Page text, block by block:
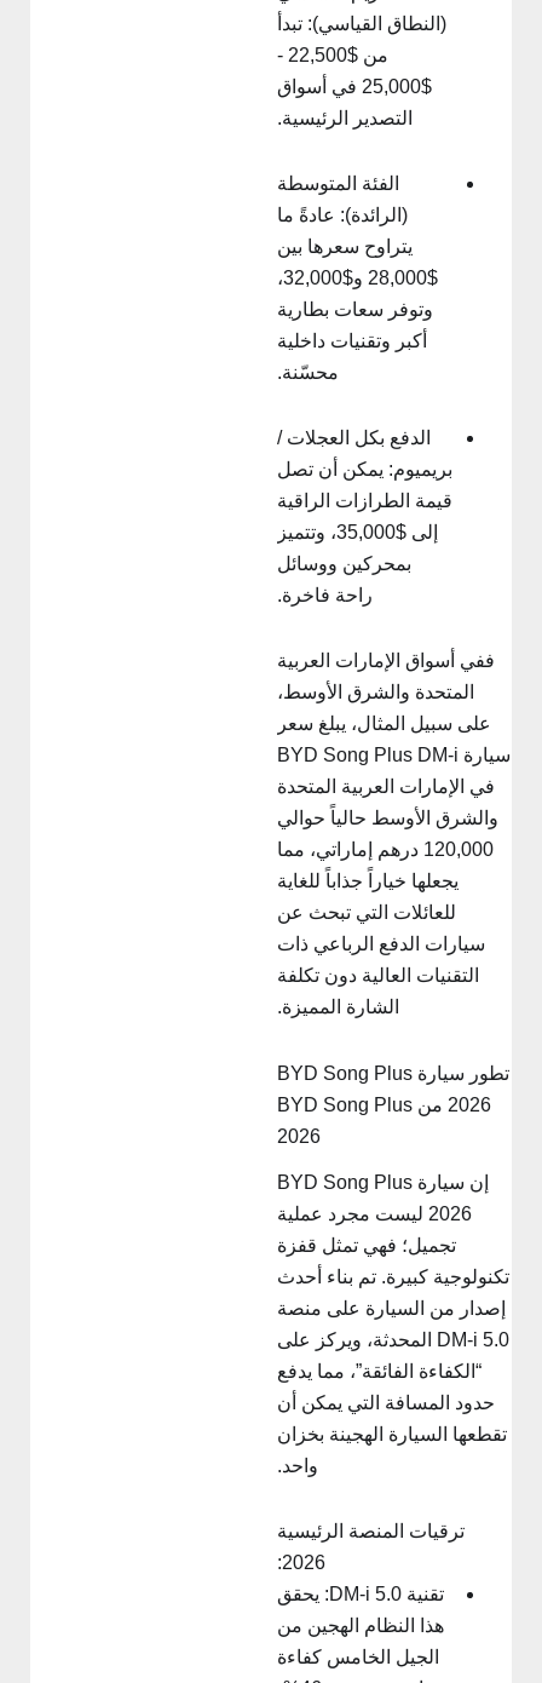
(النطاق القياسي): تبدأ
من $22,500 -
$25,000 في أسواق
التصدير الرئيسية.
الفئة المتوسطة
(الرائدة): عادةً ما
يتراوح سعرها بين
$28,000 و$32,000،
وتوفر سعات بطارية
أكبر وتقنيات داخلية
محسّنة.
الدفع بكل العجلات /
بريميوم: يمكن أن تصل
قيمة الطرازات الراقية
إلى $35,000، وتتميز
بمحركين ووسائل
راحة فاخرة.
ففي أسواق الإمارات العربية
المتحدة والشرق الأوسط،
على سبيل المثال، يبلغ سعر
سيارة BYD Song Plus DM-i
في الإمارات العربية المتحدة
والشرق الأوسط حالياً حوالي
120,000 درهم إماراتي، مما
يجعلها خياراً جذاباً للغاية
للعائلات التي تبحث عن
سيارات الدفع الرباعي ذات
التقنيات العالية دون تكلفة
الشارة المميزة.
تطور سيارة BYD Song Plus
2026 من BYD Song Plus
2026
إن سيارة BYD Song Plus
2026 ليست مجرد عملية
تجميل؛ فهي تمثل قفزة
كبيرة. تم بناء أحدث
إصدار من السيارة على منصة
DM-i 5.0 المحدثة، ويركز على
“الكفاءة الفائقة”، مما يدفع
حدود المسافة التي يمكن أن
تقطعها السيارة الهجينة بخزان
واحد.
ترقيات المنصة الرئيسية
2026:
تقنية DM-i 5.0: يحقق
هذا النظام الهجين من
الجيل الخامس كفاءة